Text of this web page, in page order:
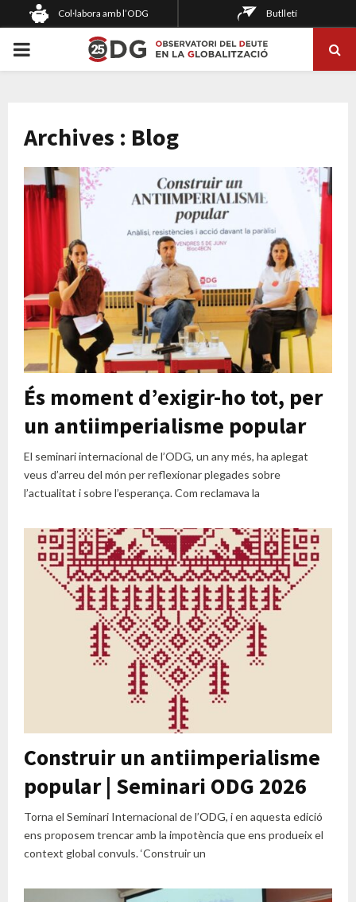
Col·labora amb l’ODG Butlletí
PRIMARY
Archives : Blog
És moment d’exigir-ho tot, per
un antiimperialisme popular
El seminari internacional de l’ODG, un any més, ha aplegat
veus d’arreu del món per reflexionar plegades sobre
l’actualitat i sobre l’esperança. Com reclamava la
Construir un antiimperialisme
popular | Seminari ODG 2026
Torna el Seminari Internacional de l’ODG, i en aquesta edició
ens proposem trencar amb la impotència que ens produeix el
context global convuls. ‘Construir un